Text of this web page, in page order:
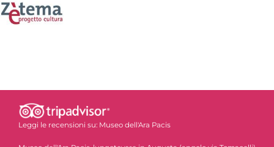
Leggi le recensioni su: Museo dell'Ara Pacis